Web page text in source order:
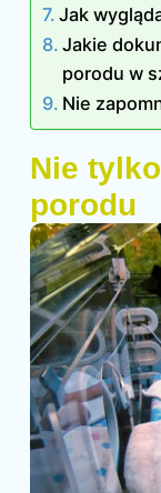
Jak
Jakie
porodu w
Nie
Nie
porodu